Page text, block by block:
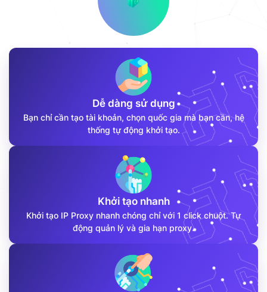
Dễ dàng sử dụng
Bạn chỉ cần tạo tài khoản, chọn quốc gia mà bạn cần, hệ
thống tự động khởi tạo.
Khởi tạo nhanh
Khởi tạo IP Proxy nhanh chóng chỉ với 1 click chuột. Tự
động quản lý và gia hạn proxy.